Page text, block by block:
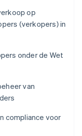
op
(verkopers) in
onder de Wet
van
compliance voor